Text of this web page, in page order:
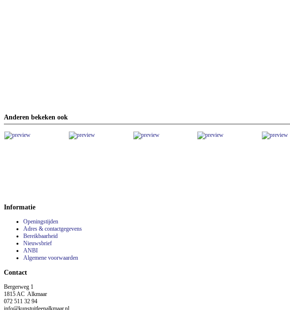
Anderen bekeken ook
Informatie
Openingstijden
Adres & contactgegevens
Bereikbaarheid
Nieuwsbrief
ANBI
Algemene voorwaarden
Contact
Bergerweg 1
1815 AC Alkmaar
072 511 32 94
info@kunstuitleenalkmaar.nl